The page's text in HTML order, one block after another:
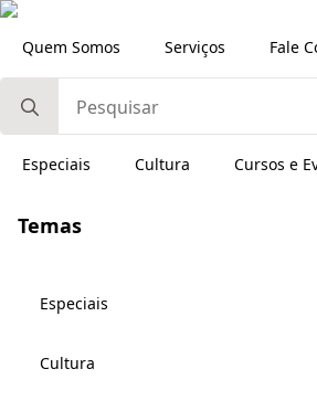
Quem Somos Serviços Fale
for:
Especiais Cultura Cursos e
Temas
Especiais
Cultura